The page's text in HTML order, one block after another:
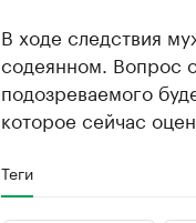
В ходе следствия
содеянном. Вопрос
подозреваемого
которое сейчас
Теги